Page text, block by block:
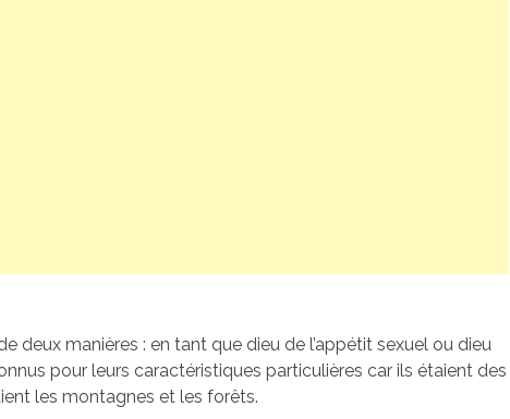
deux manières : en tant que dieu de l’appétit sexuel ou dieu
pour leurs caractéristiques particulières car ils étaient des
les montagnes et les forêts.